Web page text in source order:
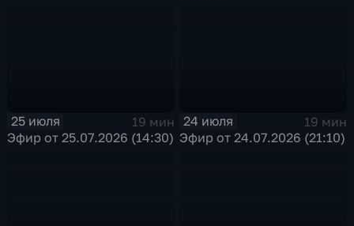
25 июля
19 мин
Эфир от 25.07.2026 (14:30)
24 июля
19 мин
Эфир от 24.07.2026 (21:10)